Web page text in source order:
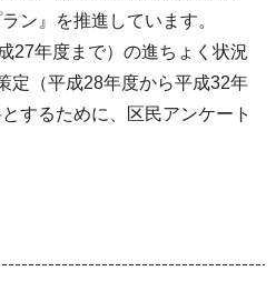
ン』を推進しています。
27年度まで）の進ちょく状況
定（平成28年度から平成32年
するために、区民アンケート